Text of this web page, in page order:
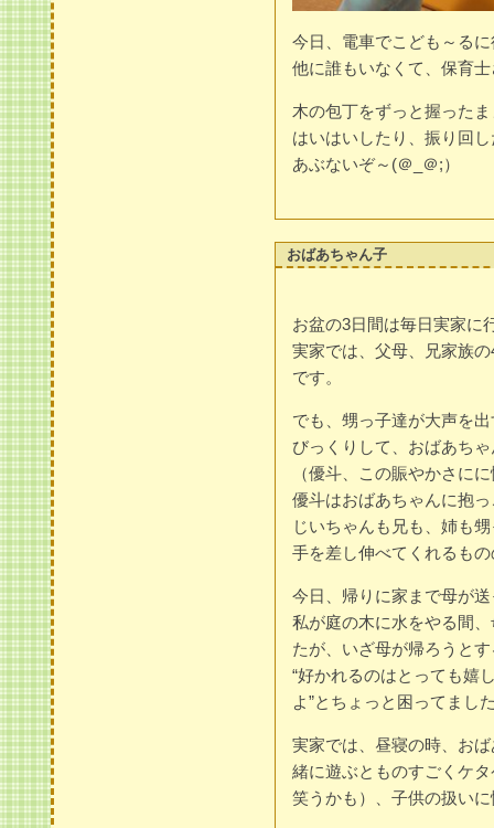
今日、電車でこども～る
他に誰もいなくて、保育
木の包丁をずっと握った
はいはいしたり、振り回
あぶないぞ～(＠_＠;）
おばあちゃん子
お盆の3日間は毎日実家に
実家では、父母、兄家族
です。
でも、甥っ子達が大声を
びっくりして、おばあち
（優斗、この賑やかさに
優斗はおばあちゃんに抱
じいちゃんも兄も、姉も
手を差し伸べてくれるも
今日、帰りに家まで母が
私が庭の木に水をやる間
たが、いざ母が帰ろうと
“好かれるのはとっても嬉
よ”とちょっと困ってまし
実家では、昼寝の時、お
緒に遊ぶとものすごくケ
笑うかも）、子供の扱い